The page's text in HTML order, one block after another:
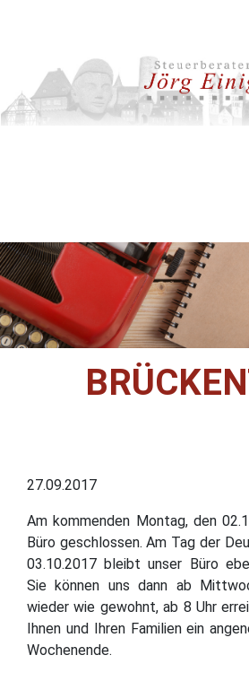
27.09.2017
Am kommenden Montag, den
Büro geschlossen. Am Tag der
03.10.2017 bleibt unser Büro
Sie können uns dann ab
wieder wie gewohnt, ab 8 Uhr
Ihnen und Ihren Familien ein
Wochenende.